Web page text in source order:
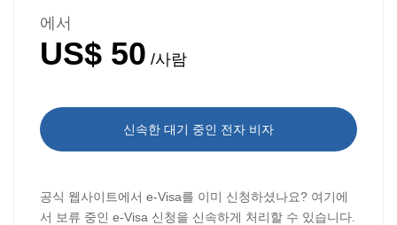
에서
US$ 50 /사람
신속한 대기 중인 전자 비자
공식 웹사이트에서 e-Visa를 이미 신청하셨나요? 여기에
서 보류 중인 e-Visa 신청을 신속하게 처리할 수 있습니다.